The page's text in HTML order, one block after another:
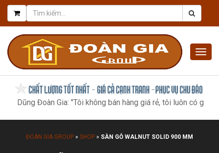
Đoàn Gia: "Tôi không bán hàng giá rẻ, tôi luôn có giá tốt nhất,
ĐOÀN GIA GROUP » SHOP » SÀN GỖ WALNUT SOLID 900 MM